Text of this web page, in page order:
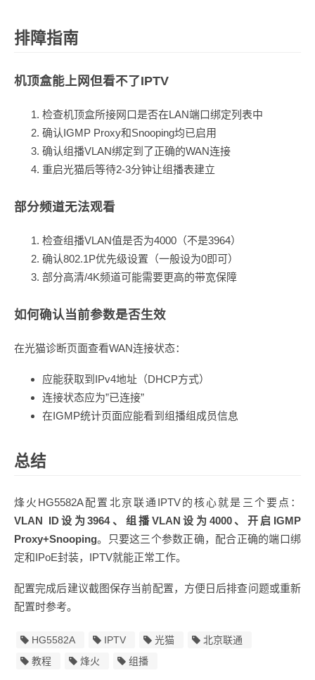
排障指南
机顶盒能上网但看不了IPTV
检查机顶盒所接网口是否在LAN端口绑定列表中
确认IGMP Proxy和Snooping均已启用
确认组播VLAN绑定到了正确的WAN连接
重启光猫后等待2-3分钟让组播表建立
部分频道无法观看
检查组播VLAN值是否为4000（不是3964）
确认802.1P优先级设置（一般设为0即可）
部分高清/4K频道可能需要更高的带宽保障
如何确认当前参数是否生效
在光猫诊断页面查看WAN连接状态：
应能获取到IPv4地址（DHCP方式）
连接状态应为”已连接”
在IGMP统计页面应能看到组播组成员信息
总结
烽火HG5582A配置北京联通IPTV的核心就是三个要点：
VLAN ID设为3964、组播VLAN设为4000、开启IGMP
Proxy+Snooping。只要这三个参数正确，配合正确的端口绑
定和IPoE封装，IPTV就能正常工作。
配置完成后建议截图保存当前配置，方便日后排查问题或重新
配置时参考。
HG5582A IPTV 光猫
北京联通
教程
烽火 组播